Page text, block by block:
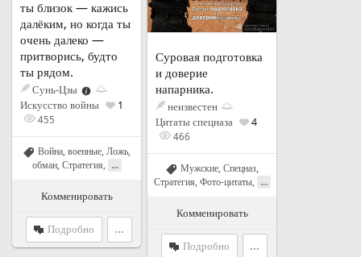
ты близок — кажись
далёким, но когда ты
очень далеко —
притворись, будто
ты рядом.
Сунь-Цзы
Искусство войны
1
455
Война, военные, Ложь,
обман, Стратегия ...
Комменировать
Подробно ...
Суровая подготовка
и доверие
напарника.
неизвестен
Цитаты спецназа
4
466
Мужские Спецназ
Стратегия Фото-цитаты, ...
Комменировать
Подробно ...